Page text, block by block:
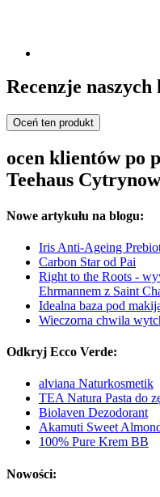
Recenzje
Oceń ten produkt
ocen klientów po
Teehaus
Nowe artykułu na blogu:
Iris Anti-Ageing
Carbon Star od Pai
Right to the Roots -
Ehrmannem z Saint
Idealna baza pod
Wieczorna chwila
Odkryj Ecco Verde:
alviana Naturkosmetik
TEA Natura Pasta do
Biolaven Dezodorant
Akamuti Sweet
100% Pure Krem BB
Nowości: